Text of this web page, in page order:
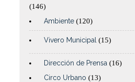
(146)
Ambiente (120)
Vivero Municipal (15)
Dirección de Prensa (16)
Circo Urbano (13)